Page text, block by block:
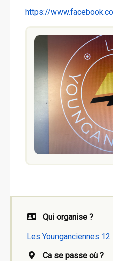
https://
Qui organise ?
Les Younganciennes 12
Ca se passe où ?